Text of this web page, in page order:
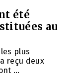
été
au
plus
reçu deux
...